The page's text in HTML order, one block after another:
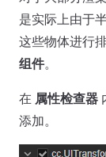
是实际上由于
这些物体进行
组件。
在 属性检查器
添加。